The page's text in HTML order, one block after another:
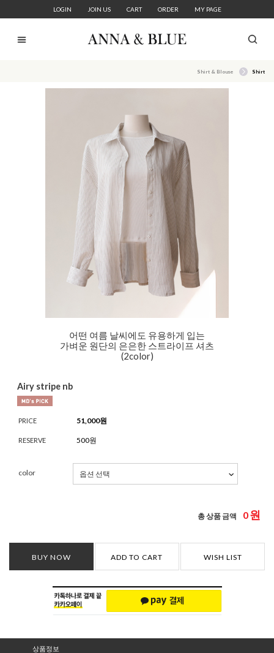
LOGIN JOIN US CART ORDER MY PAGE
Shirt & Blouse Shirt
어떤 여름 날씨에도 유용하게 입는
가벼운 원단의 은은한 스트라이프 셔츠
(2color)
Airy stripe nb
PRICE 51,000원
RESERVE 500원
color
총 상품 금액 0원
BUY NOW ADD TO CART WISH LIST
상품정보